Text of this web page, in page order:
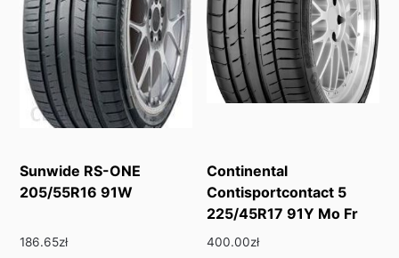
Sunwide RS-ONE
205/55R16 91W
186.65zł
Continental
Contisportcontact 5
225/45R17 91Y Mo Fr
400.00zł